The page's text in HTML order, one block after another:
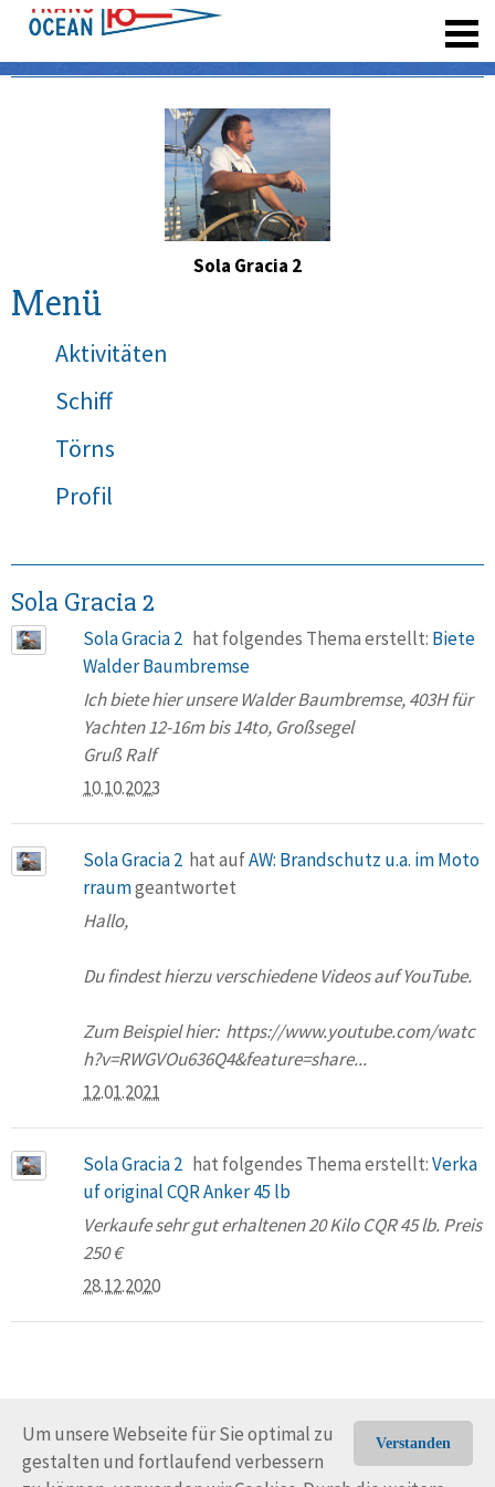
Verstanden
Um unsere Webseite für Sie optimal zu
gestalten und fortlaufend verbessern
Sola Gracia 2
Menü
Aktivitäten
Schiff
Törns
Profil
Sola Gracia 2
Sola Gracia 2 hat folgendes Thema erstellt: Biete
Walder Baumbremse
Ich biete hier unsere Walder Baumbremse, 403H für
Yachten 12-16m bis 14to, Großsegel
Gruß Ralf
10.10.2023
Sola Gracia 2 hat aufAW: Brandschutz u.a. im Moto
rraumgeantwortet
Hallo,
Du findest hierzu verschiedene Videos auf YouTube.
Zum Beispiel hier: https://www.youtube.com/watc
h?v=RWGVOu636Q4&feature=share...
12.01.2021
Sola Gracia 2 hat folgendes Thema erstellt:Verka
uf original CQR Anker 45 lb
Verkaufe sehr gut erhaltenen 20 Kilo CQR 45 lb. Preis
250 €
28.12.2020
© Trans-Ocean e.V. 2010-2026 Impressum